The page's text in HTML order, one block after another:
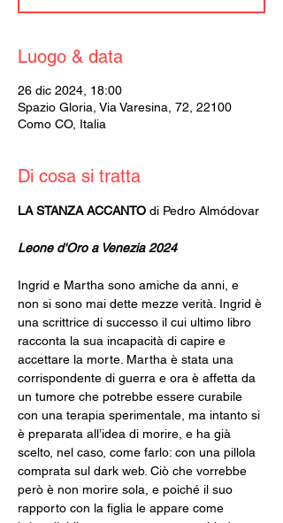
Luogo & data
26 dic 2024, 18:00
Spazio Gloria, Via Varesina, 72, 22100
Como CO, Italia
Di cosa si tratta
LA STANZA ACCANTO di Pedro Almódovar
Leone d'Oro a Venezia 2024
Ingrid e Martha sono amiche da anni, e
non si sono mai dette mezze verità. Ingrid è
una scrittrice di successo il cui ultimo libro
racconta la sua incapacità di capire e
accettare la morte. Martha è stata una
corrispondente di guerra e ora è affetta da
un tumore che potrebbe essere curabile
con una terapia sperimentale, ma intanto si
è preparata all’idea di morire, e ha già
scelto, nel caso, come farlo: con una pillola
comprata sul dark web. Ciò che vorrebbe
però è non morire sola, e poiché il suo
rapporto con la figlia le appare come